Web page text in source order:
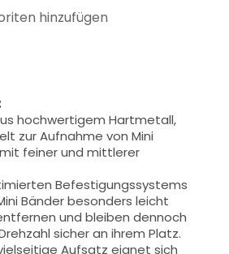
hinzufügen
hochwertigem Hartmetall,
zur Aufnahme von Mini
feiner und mittlerer
Befestigungssystems
Bänder besonders leicht
und bleiben dennoch
sicher an ihrem Platz.
Aufsatz eignet sich